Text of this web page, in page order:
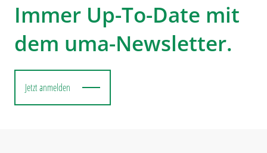
Immer Up-To-Date mit
dem uma-Newsletter.
Jetzt anmelden